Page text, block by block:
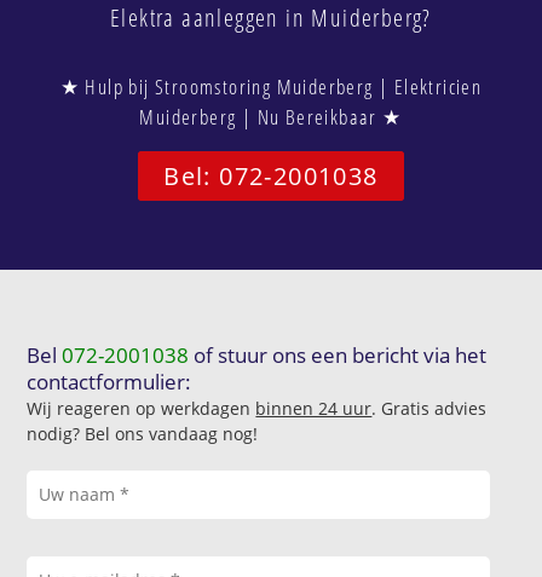
Elektra aanleggen in Muiderberg?
★ Hulp bij Stroomstoring Muiderberg | Elektricien
Muiderberg | Nu Bereikbaar ★
Bel: 072-2001038
Bel072-2001038 of stuur ons een bericht via het
contactformulier:
Wij reageren op werkdagen binnen 24 uur. Gratis advies
nodig? Bel ons vandaag nog!